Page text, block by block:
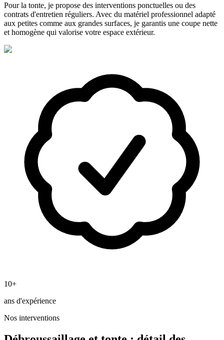
Pour la tonte, je propose des interventions ponctuelles ou des
contrats d'entretien réguliers. Avec du matériel professionnel adapté
aux petites comme aux grandes surfaces, je garantis une coupe nette
et homogène qui valorise votre espace extérieur.
10+
ans d'expérience
Nos interventions